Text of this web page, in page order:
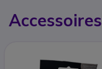
Accessoires